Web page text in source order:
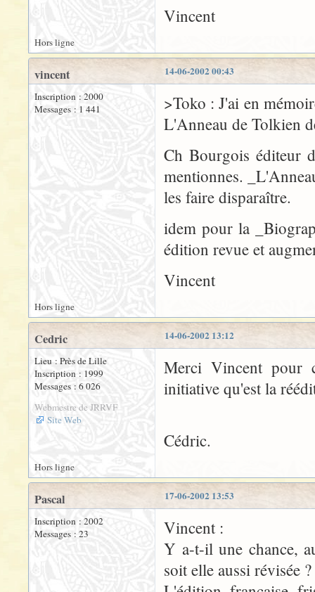
Vincent
Hors ligne
14-06-2002 00:43
vincent
Inscription : 2000
Messages : 1 441
>Toko : J'ai en
L'Anneau de Tolkien
Ch Bourgois éditeur
mentionnes.
les faire disparaître.
idem pour la
édition revue et
Vincent
Hors ligne
14-06-2002 13:12
Cedric
Lieu : Près de Lille
Inscription : 1999
Messages : 6 026
Webmestre de JRRVF
Site Web
Merci Vincent pour
initiative qu'est la
Cédric.
Hors ligne
17-06-2002 13:53
Pascal
Inscription : 2002
Messages : 23
Vincent :
Y a-t-il une chance,
soit elle aussi révisée ?